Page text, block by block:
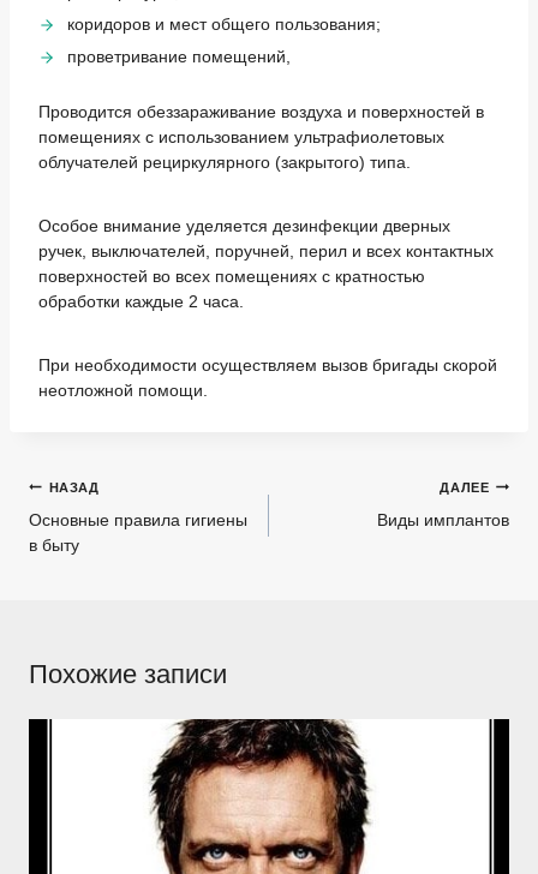
коридоров и мест общего пользования;
проветривание помещений,
Проводится обеззараживание воздуха и поверхностей в
помещениях с использованием ультрафиолетовых
облучателей рециркулярного (закрытого) типа.
Особое внимание уделяется дезинфекции дверных
ручек, выключателей, поручней, перил и всех контактных
поверхностей во всех помещениях с кратностью
обработки каждые 2 часа.
При необходимости осуществляем вызов бригады скорой
неотложной помощи.
Навигация
по
записям
НАЗАД
Основные правила гигиены
в быту
ДАЛЕЕ
Виды имплантов
Похожие записи